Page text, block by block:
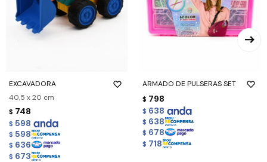
EXCAVADORA
40,5 x 20 cm
$ 748
$ 598
$ 598
$ 636
$ 673
ARMADO DE PULSERAS SET
$ 798
$ 638
$ 638
$ 678
$ 718